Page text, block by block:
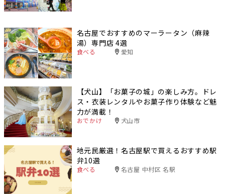
名古屋でおすすめのマーラータン（麻辣
湯）専門店 4選
食べる 愛知
【犬山】「お菓子の城」の楽しみ方。ドレ
ス・衣装レンタルやお菓子作り体験など魅
力が満載！
おでかけ 犬山市
地元民厳選！名古屋駅で買えるおすすめ駅
弁10選
食べる 名古屋 中村区 名駅